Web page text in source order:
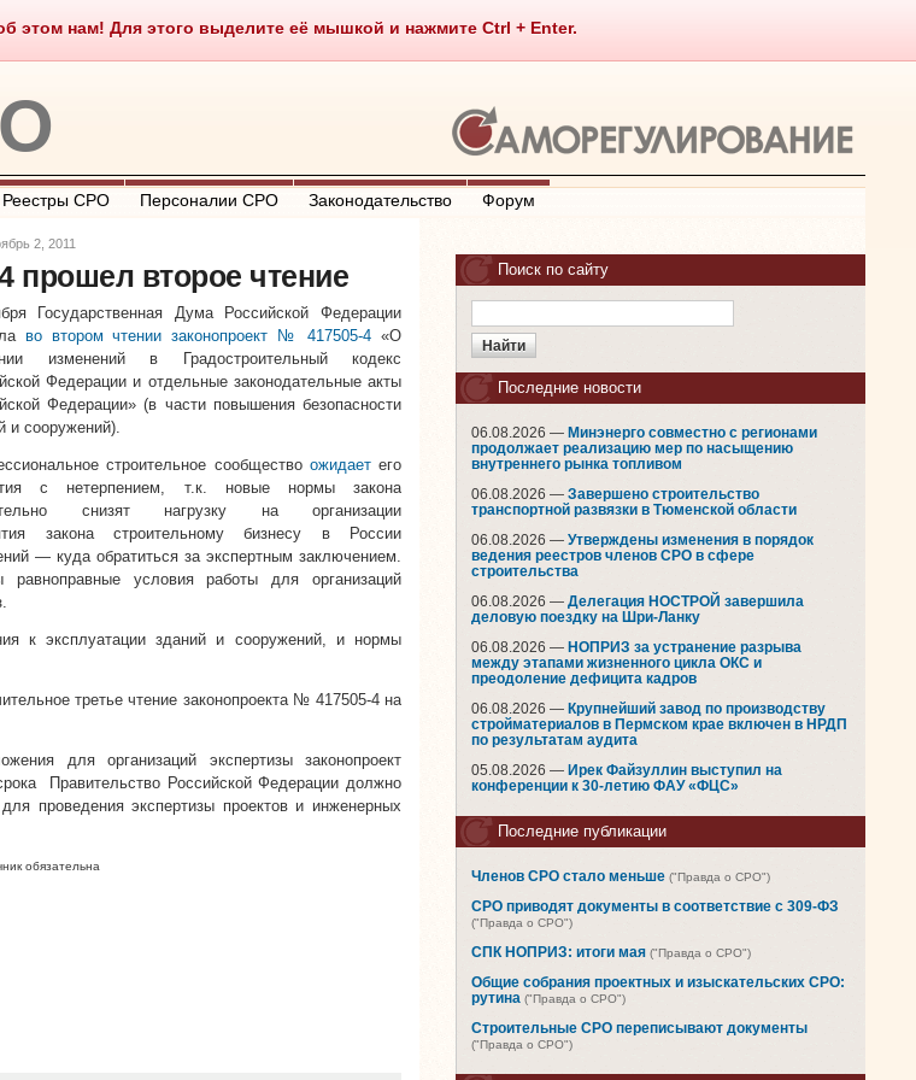
этом нам! Для этого выделите её мышкой и нажмите Ctrl + Enter.
Контакты Полезные ссылки
Реестры СРО Персоналии СРО Законодательство Форум
2, 2011
прошел второе чтение
Государственная Дума Российской Федерации
во втором чтении законопроект № 417505-4 «О
изменений в Градостроительный кодекс
Федерации и отдельные законодательные акты
Федерации» (в части повышения безопасности
и сооружений).
строительное сообщество ожидаетего
с нетерпением, т.к. новые нормы закона
снизят нагрузку на организации
закона строительному бизнесу в России
— куда обратиться за экспертным заключением.
условия работы для организаций
к эксплуатации зданий и сооружений, и нормы
третье чтение законопроекта № 417505-4 на
для организаций экспертизы законопроект
Правительство Российской Федерации должно
проведения экспертизы проектов и инженерных
обязательна
Поиск по сайту
Последние новости
06.08.2026 — Минэнерго совместно с регионами
продолжает реализацию мер по насыщению
внутреннего рынка топливом
06.08.2026 — Завершено строительство
транспортной развязки в Тюменской области
06.08.2026 — Утверждены изменения в порядок
ведения реестров членов СРО в сфере
строительства
06.08.2026 — Делегация НОСТРОЙ завершила
деловую поездку на Шри-Ланку
06.08.2026 — НОПРИЗ за устранение разрыва
между этапами жизненного цикла ОКС и
преодоление дефицита кадров
06.08.2026 — Крупнейший завод по производству
стройматериалов в Пермском крае включен в НРДП
по результатам аудита
05.08.2026 — Ирек Файзуллин выступил на
конференции к 30-летию ФАУ «ФЦС»
Последние публикации
Членов СРО стало меньше ("Правда о СРО")
СРО приводят документы в соответствие с 309-ФЗ
("Правда о СРО")
СПК НОПРИЗ: итоги мая ("Правда о СРО")
Общие собрания проектных и изыскательских СРО:
рутина ("Правда о СРО")
Строительные СРО переписывают документы
("Правда о СРО")